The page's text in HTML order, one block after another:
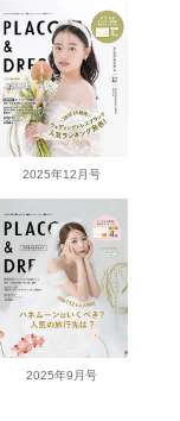
2025年12月号
2025年9月号